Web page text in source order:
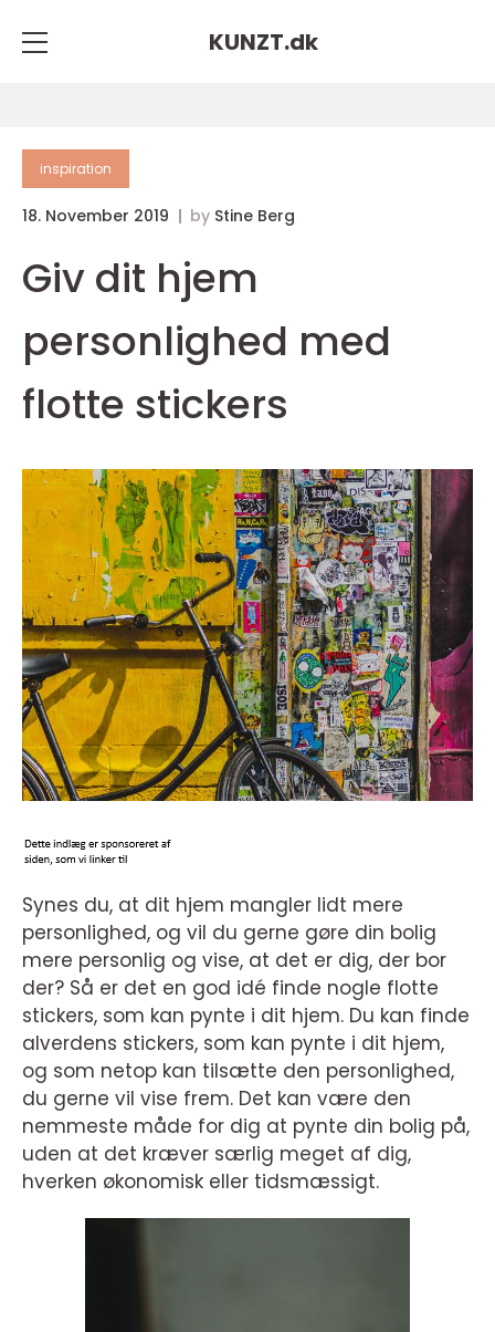
KUNZT.dk
inspiration
18. November 2019 by Stine Berg
Giv dit hjem
personlighed med
flotte stickers
Synes du, at dit hjem mangler lidt mere
personlighed, og vil du gerne gøre din bolig
mere personlig og vise, at det er dig, der bor
der? Så er det en god idé finde nogle flotte
stickers, som kan pynte i dit hjem. Du kan finde
alverdens stickers, som kan pynte i dit hjem,
og som netop kan tilsætte den personlighed,
du gerne vil vise frem. Det kan være den
nemmeste måde for dig at pynte din bolig på,
uden at det kræver særlig meget af dig,
hverken økonomisk eller tidsmæssigt.